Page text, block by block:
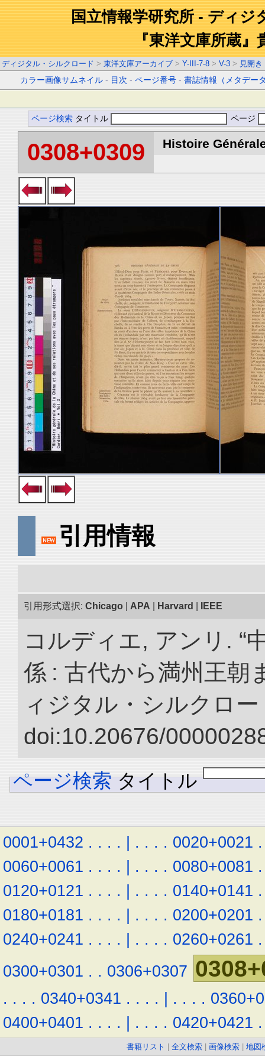
国立情報学研究所 - ディジ
『東洋文庫所蔵』
ディジタル・シルクロード > 東洋文庫アーカイブ > Y-III-7-8 > V-3 > 見開き
カラー画像サムネイル - 目次 -ページ番号 -書誌情報（メタデー
ページ検索 タイトル ページ
0308+0309 Histoire
引用情報
引用形式選択: Chicago APA Harvard IEEE
コルディエ, アンリ. “
係 : 古代から満州王朝
ィジタル・シルクロ
doi:10.20676/
ページ検索 タイトル
0001+0432 . . . . | . . . . 0020+0021 .
0060+0061 . . . . | . . . . 0080+0081 .
0120+0121 . . . . | . . . . 0140+0141 .
0180+0181 . . . . | . . . . 0200+0201 .
0240+0241 . . . . | . . . . 0260+0261 .
0300+0301 . . 0306+0307
. . . . 0340+0341 . . . . | . . . .
0400+0401 . . . . | . . . . 0420+0421 .
書籍リスト 全文検索 画像検索 地図